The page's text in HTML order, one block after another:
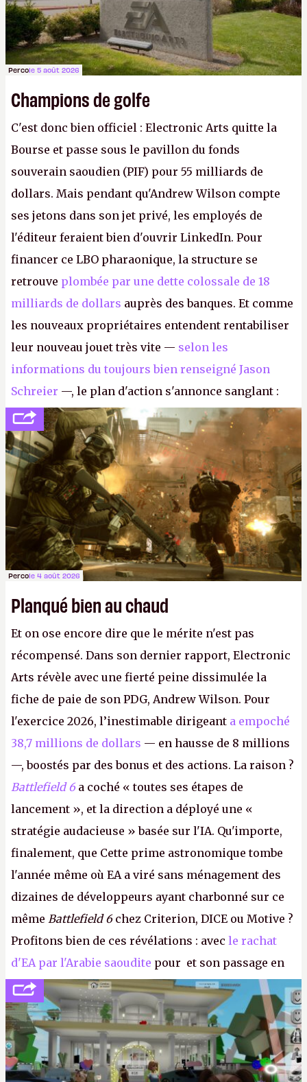
Percole 5 août 2026
Champions de golfe
C'est donc bien officiel : Electronic Arts quitte la
Bourse et passe sous le pavillon du fonds
souverain saoudien (PIF) pour 55 milliards de
dollars. Mais pendant qu'Andrew Wilson compte
ses jetons dans son jet privé, les employés de
l'éditeur feraient bien d'ouvrir LinkedIn. Pour
financer ce LBO pharaonique, la structure se
retrouve plombée par une dette colossale de 18
milliards de dollars auprès des banques. Et comme
les nouveaux propriétaires entendent rentabiliser
leur nouveau jouet très vite — selon les
informations du toujours bien renseigné Jason
Schreier —, le plan d'action s'annonce sanglant :
réductions de coûts drastiques, fermetures de
studios et licenciements massifs. En gros, essorer
FCetBattlefield, puis virer le reste.P.
Percole 4 août 2026
Planqué bien au chaud
Et on ose encore dire que le mérite n'est pas
récompensé. Dans son dernier rapport, Electronic
Arts révèle avec une fierté peine dissimulée la
fiche de paie de son PDG, Andrew Wilson. Pour
l'exercice 2026, l’inestimable dirigeant a empoché
38,7 millions de dollars — en hausse de 8 millions
—, boostés par des bonus et des actions. La raison ?
Battlefield 6 a coché « toutes ses étapes de
lancement », et la direction a déployé une «
stratégie audacieuse » basée sur l'IA. Qu'importe,
finalement, que Cette prime astronomique tombe
l'année même où EA a viré sans ménagement des
dizaines de développeurs ayant charbonné sur ce
même Battlefield 6chez Criterion, DICE ou Motive ?
Profitons bien de ces révélations : avec le rachat
d'EA par l'Arabie saoudite pour et son passage en
société privée, l'éditeur n'aura bientôt plus
l'obligation de publier ses bilans. Encore une
victoire pour la transparence.P.